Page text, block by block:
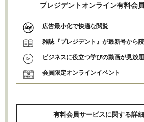
プレジデントオンライン有料会
広告最小化で快適な閲覧
雑誌『プレジデント』が最新号から
ビジネスに役立つ学びの動画が見放題
会員限定オンラインイベント
有料会員サービスに関する詳